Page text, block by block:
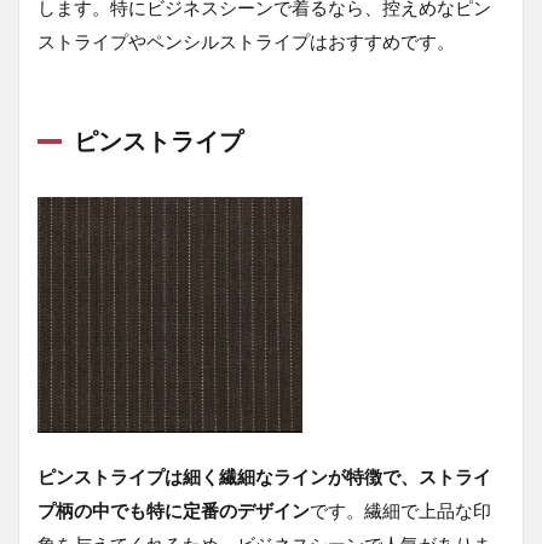
格
5.6
ーン
で差
ける
6
30
代
ス
ー
ツ
に
関
す
よ
あ
る
します。特にビジネスシーンで着るなら、控えめなピン
ストライプやペンシルストライプはおすすめです。
ピンストライプ
ピンストライプは細く繊細なラインが特徴で、ストライ
プ柄の中でも特に定番のデザインです。繊細で上品な印